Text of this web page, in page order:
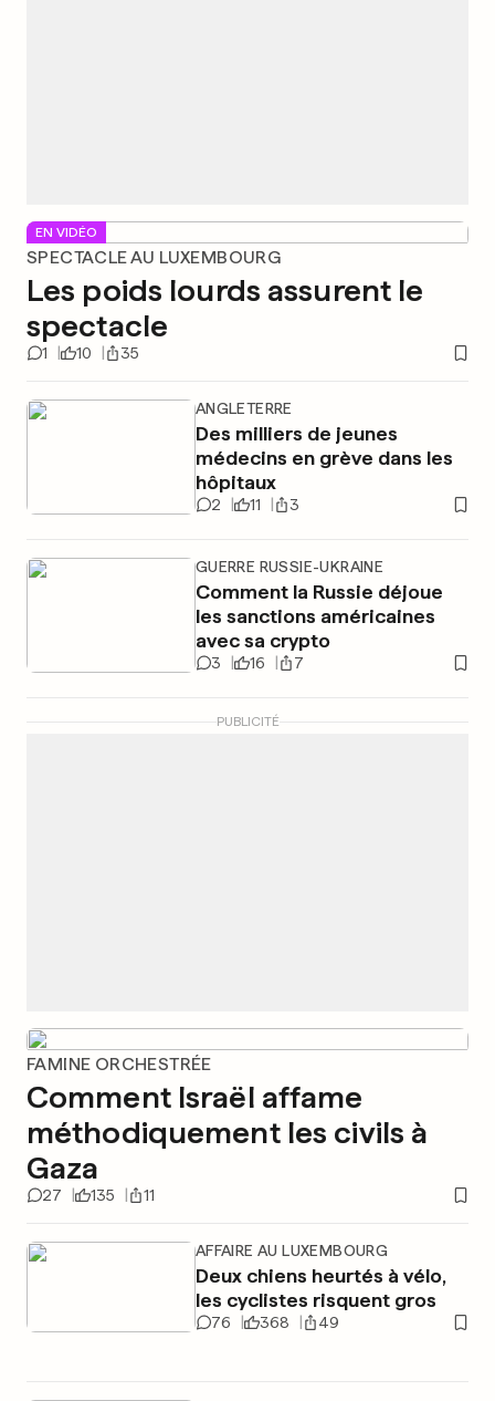
EN VIDÉO
SPECTACLE AU LUXEMBOURG
Les poids lourds assurent le
spectacle
1 10 35
ANGLETERRE
Des milliers de jeunes
médecins en grève dans les
hôpitaux
2 11 3
GUERRE RUSSIE-UKRAINE
Comment la Russie déjoue
les sanctions américaines
avec sa crypto
3 16 7
PUBLICITÉ
FAMINE ORCHESTRÉE
Comment Israël affame
méthodiquement les civils à
Gaza
27 135 11
AFFAIRE AU LUXEMBOURG
Deux chiens heurtés à vélo,
les cyclistes risquent gros
76 368 49